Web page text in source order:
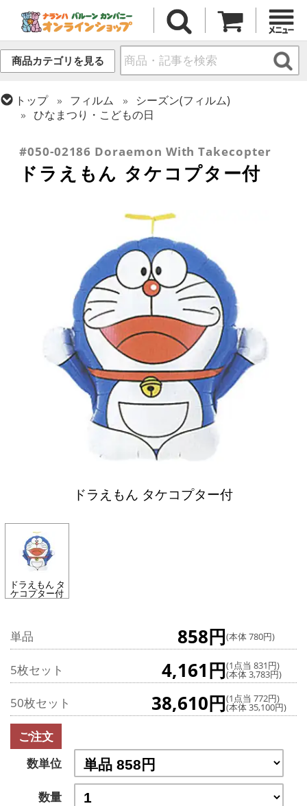
商品カテゴリを見る
トップ フィルム
シーズン(フィルム)
ひなまつり・こどもの日
国内キャラクター
#050-02186 Doraemon With Takecopter
ドラえもん タケコプター付
ドラえもん タケコプター付
ドラえもん タ
ケコプター付
単品 858円(本体 780円)
5枚セット 4,161円(1点当 831円)
(本体 3,783円)
50枚セット 38,610円(1点当 772円)
(本体 35,100円)
ご注文
数単位
数量